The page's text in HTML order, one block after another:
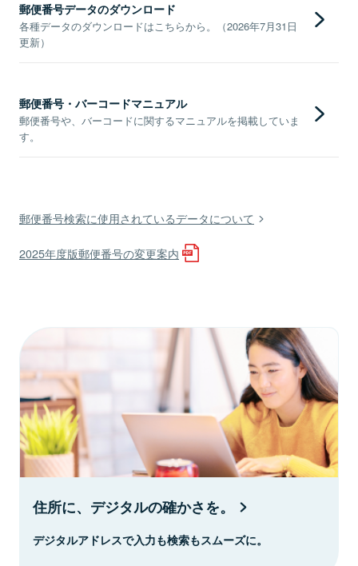
郵便番号データのダウンロード
各種データのダウンロードはこちらから。（2026年7月31日
更新）
郵便番号・バーコードマニュアル
郵便番号や、バーコードに関するマニュアルを掲載していま
す。
郵便番号検索に使用されているデータについて
2025年度版郵便番号の変更案内
住所に、デジタルの確かさを。
デジタルアドレスで入力も検索もスムーズに。